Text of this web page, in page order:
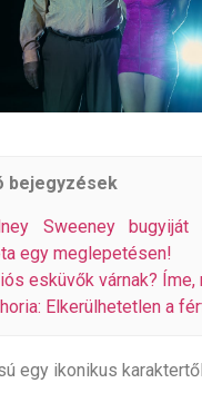
bejegyzések
Sweeney bugyiját
egy meglepetésen!
esküvők várnak?
Elkerülhetetlen a
egy ikonikus